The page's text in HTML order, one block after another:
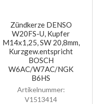
Zündkerze DENSO
W20FS-U, Kupfer
M14x1,25, SW 20,8mm,
Kurzgew.entspricht
BOSCH
W6AC/W7AC/NGK
B6HS
Artikelnummer:
V1513414